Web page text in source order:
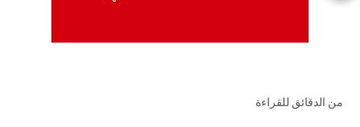
المهمة
من الدقائق للقراءة